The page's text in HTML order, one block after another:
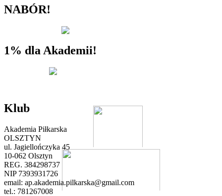
NABÓR!
1% dla Akademii!
Klub
Akademia Piłkarska
OLSZTYN
ul. Jagiellończyka 45
10-062 Olsztyn
REG. 384298737
NIP 7393931726
email: ap.akademia.pilkarska@gmail.com
tel.: 781267008